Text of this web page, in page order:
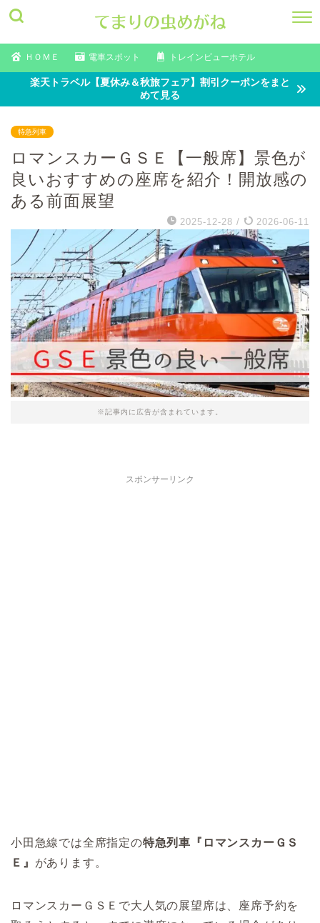
ＨＯＭＥ 電車スポット トレインビューホテル
楽天トラベル【夏休み＆秋旅フェア】割引クーポンをまと
めて見る
特急列車
ロマンスカーＧＳＥ【一般席】景色が
良いおすすめの座席を紹介！開放感の
ある前面展望
2025-12-28 / 2026-06-11
※記事内に広告が含まれています。
スポンサーリンク
小田急線では全席指定の特急列車『ロマンスカーＧＳ
Ｅ』 があります。
ロマンスカーＧＳＥで大人気の展望席は、座席予約を